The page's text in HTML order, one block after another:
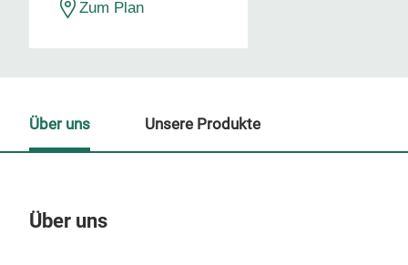
Zum Plan
Über uns
Über uns Unsere Produkte